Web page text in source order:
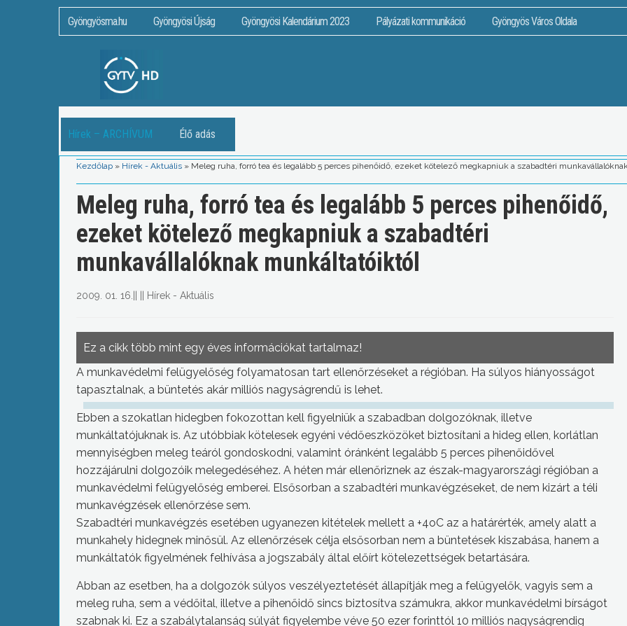
Gyöngyösma.hu Gyöngyösi Újság Gyöngyösi Kalendárium 2023 Pályázati kommunikáció Gyöngyös Város Oldala
Hírek – ARCHÍVUM Élő adás
Kezdőlap » Hírek - Aktuális » Meleg ruha, forró tea és legalább 5 perces pihenőidő, ezeket kötelező megkapniuk a szabadtéri
Meleg ruha, forró tea és legalább 5 perces pihenőidő,
ezeket kötelező megkapniuk a szabadtéri
munkavállalóknak munkáltatóiktól
2009. 01. 16. Hírek - Aktuális
Ez a cikk több mint egy éves információkat tartalmaz!
A munkavédelmi felügyelőség folyamatosan tart ellenőrzéseket a régióban. Ha súlyos hiányosságot
tapasztalnak, a büntetés akár milliós nagyságrendű is lehet.
Ebben a szokatlan hidegben fokozottan kell figyelniük a szabadban dolgozóknak, illetve
munkáltatójuknak is. Az utóbbiak kötelesek egyéni védőeszközöket biztosítani a hideg ellen, korlátlan
mennyiségben meleg teáról gondoskodni, valamint óránként legalább 5 perces pihenőidővel
hozzájárulni dolgozóik melegedéséhez. A héten már ellenőriznek az észak-magyarországi régióban a
munkavédelmi felügyelőség emberei. Elsősorban a szabadtéri munkavégzéseket, de nem kizárt a téli
munkavégzések ellenőrzése sem.
Szabadtéri munkavégzés esetében ugyanezen kitételek mellett a +4oC az a határérték, amely alatt a
munkahely hidegnek minősül. Az ellenőrzések célja elsősorban nem a büntetések kiszabása, hanem a
munkáltatók figyelmének felhívása a jogszabály által előírt kötelezettségek betartására.
Abban az esetben, ha a dolgozók súlyos veszélyeztetését állapítják meg a felügyelők, vagyis sem a
meleg ruha, sem a védőital, illetve a pihenőidő sincs biztosítva számukra, akkor munkavédelmi bírságot
szabnak ki. Ez a szabálytalanság súlyát figyelembe véve 50 ezer forinttól 10 milliós nagyságrendig